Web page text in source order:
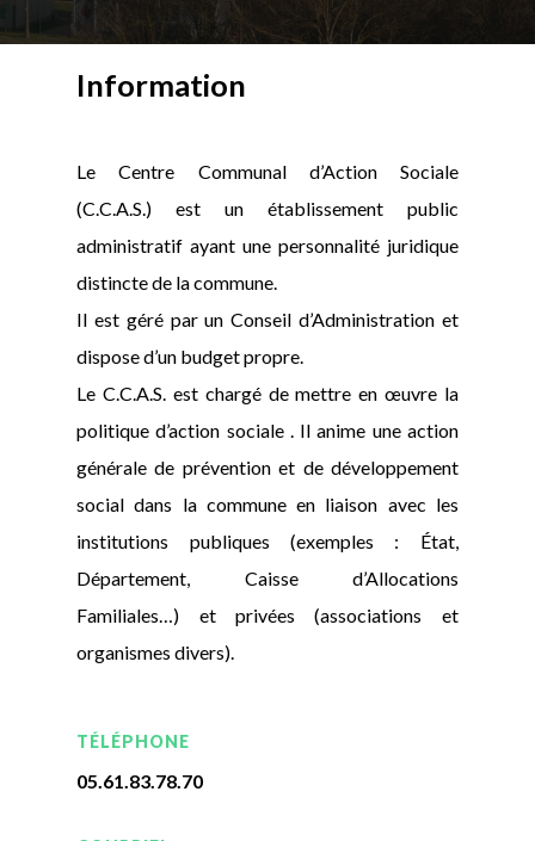
Information
Le Centre Communal d’Action Sociale
(C.C.A.S.) est un établissement public
administratif ayant une personnalité juridique
distincte de la commune.
Il est géré par un Conseil d’Administration et
dispose d’un budget propre.
Le C.C.A.S. est chargé de mettre en œuvre la
politique d’action sociale . Il anime une action
générale de prévention et de développement
social dans la commune en liaison avec les
institutions publiques (exemples : État,
Département, Caisse d’Allocations
Familiales…) et privées (associations et
organismes divers).
TÉLÉPHONE
05.61.83.78.70